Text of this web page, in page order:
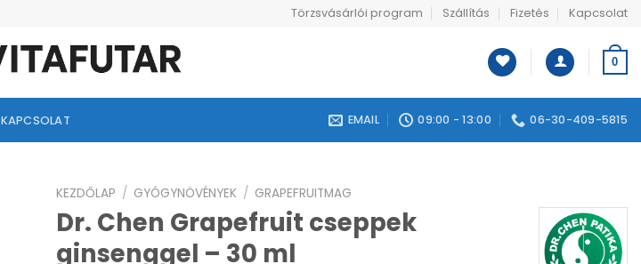
Törzsvásárlói program Szállítás Fizetés Kapcsolat
0
KAPCSOLAT EMAIL 09:00 - 13:00 06-30-409-5815
KEZDŐLAP / GYÓGYNÖVÉNYEK / GRAPEFRUITMAG
Dr. Chen Grapefruit cseppek
ginsenggel – 30 ml